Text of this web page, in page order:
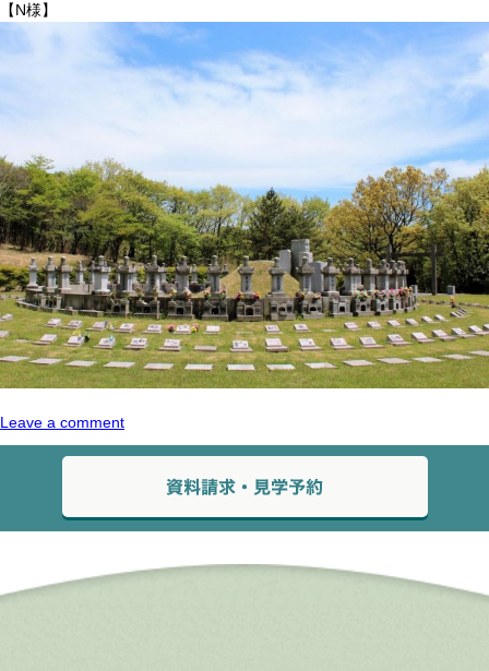
【N様】
Leave a comment